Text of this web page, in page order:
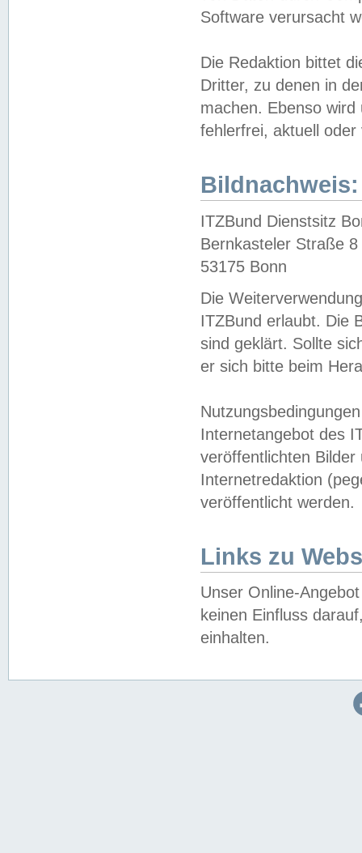
Software verursacht
Die Redaktion bittet
Dritter, zu denen in
machen. Ebenso
fehlerfrei, aktuell oder
Bildnachweis:
ITZBund Dienstsitz
Bernkasteler Straße 8
53175 Bonn
Die
ITZBund erlaubt. Die
sind geklärt. Sollte
er sich bitte beim
Internetangebot des
veröffentlichten
Internetredaktion
veröffentlicht werden.
Links zu
Unser Online-
keinen Einfluss
einhalten.